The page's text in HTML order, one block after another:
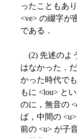
ったこともあ
<ve> の綴字が
である．
(2) 先述のよ
はなかった．
かった時代で
もに <lou> と
のに，無音の
ば，中間の
前の <u> が子